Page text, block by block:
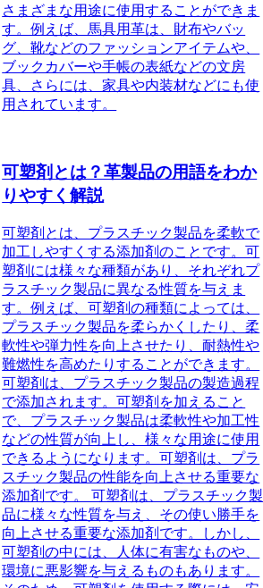
さまざまな用途に使用することができま
す。例えば、馬具用革は、財布やバッ
グ、靴などのファッションアイテムや、
ブックカバーや手帳の表紙などの文房
具、さらには、家具や内装材などにも使
用されています。
可塑剤とは？革製品の用語をわか
りやすく解説
可塑剤とは、プラスチック製品を柔軟で
加工しやすくする添加剤のことです。可
塑剤には様々な種類があり、それぞれプ
ラスチック製品に異なる性質を与えま
す。例えば、可塑剤の種類によっては、
プラスチック製品を柔らかくしたり、柔
軟性や弾力性を向上させたり、耐熱性や
難燃性を高めたりすることができます。
可塑剤は、プラスチック製品の製造過程
で添加されます。可塑剤を加えること
で、プラスチック製品は柔軟性や加工性
などの性質が向上し、様々な用途に使用
できるようになります。可塑剤は、プラ
スチック製品の性能を向上させる重要な
添加剤です。 可塑剤は、プラスチック製
品に様々な性質を与え、その使い勝手を
向上させる重要な添加剤です。しかし、
可塑剤の中には、人体に有害なものや、
環境に悪影響を与えるものもあります。